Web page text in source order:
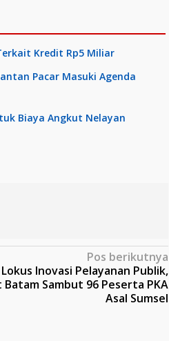
Kredit Rp5 Miliar
Pacar Masuki Agenda
Biaya Angkut Nelayan
Pos berikutnya
Lokus Inovasi Pelayanan Publik,
Batam Sambut 96 Peserta PKA
Asal Sumsel